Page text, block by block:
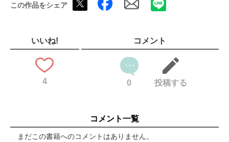
紗栄子の大切な家族達。
KENCAME
SAEKO SNAP
読プレ＆付録紹介
SHOPLIST
この作品をシェア
いいね!
4
コメント
0 投稿する
コメント一覧
まだこの書籍へのコメントはありません。